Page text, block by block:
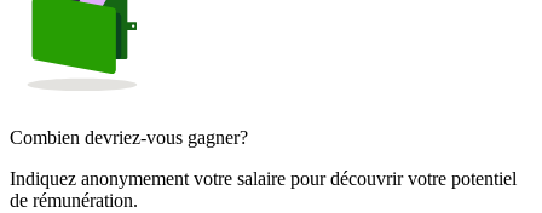
Combien devriez-vous gagner?
Indiquez anonymement votre salaire pour découvrir votre potentiel
de rémunération.